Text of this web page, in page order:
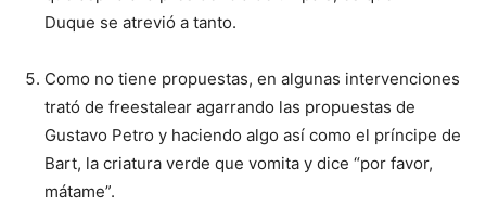
Duque se atrevió a tanto.
Como no tiene propuestas, en algunas intervenciones
trató de freestalear agarrando las propuestas de
Gustavo Petro y haciendo algo así como el príncipe de
Bart, la criatura verde que vomita y dice “por favor,
mátame”.